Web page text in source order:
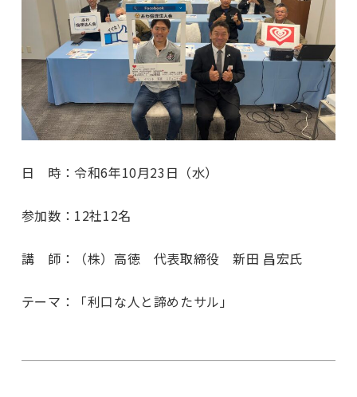
日 時：令和6年10月23日（水）
参加数：12社12名
講 師：（株）高徳 代表取締役 新田 昌宏氏
テーマ：「利口な人と諦めたサル」